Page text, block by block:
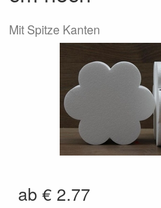
Mit Spitze Kanten
ab € 2.77